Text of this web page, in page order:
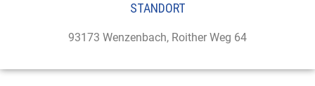
STANDORT
93173 Wenzenbach, Roither Weg 64